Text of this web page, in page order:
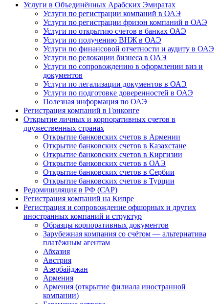
Услуги в Объединённых Арабских Эмиратах
Услуги по регистрации компаний в ОАЭ
Услуги по регистрации фризон компаний в ОАЭ
Услуги по открытию счетов в банках ОАЭ
Услуги по получению ВНЖ в ОАЭ
Услуги по финансовой отчетности и аудиту в ОАЭ
Услуги по релокации бизнеса в ОАЭ
Услуги по сопровождению в оформлении виз и
документов
Услуги по легализации документов в ОАЭ
Услуги по подготовке доверенностей в ОАЭ
Полезная информация по ОАЭ
Регистрация компаний в Гонконге
Открытие личных и корпоративных счетов в
дружественных странах
Открытие банковских счетов в Армении
Открытие банковских счетов в Казахстане
Открытие банковских счетов в Киргизии
Открытие банковских счетов в ОАЭ
Открытие банковских счетов в Сербии
Открытие банковских счетов в Турции
Редомициляция в РФ (САР)
Регистрация компаний на Кипре
Регистрация и сопровождение офшорных и других
иностранных компаний и структур
Образцы корпоративных документов
Зарубежная компания со счётом — альтернатива
платёжным агентам
Абхазия
Австрия
Азербайджан
Армения
Армения (открытие филиала иностранной
компании)